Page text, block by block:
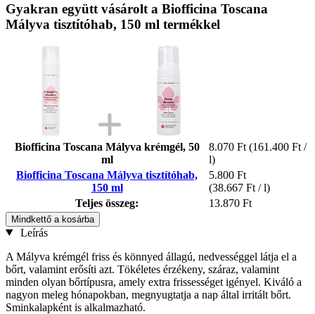
Gyakran együtt vásárolt a Biofficina Toscana
Mályva tisztítóhab, 150 ml termékkel
Biofficina Toscana Mályva krémgél, 50
ml
8.070 Ft (161.400 Ft /
l)
Biofficina Toscana Mályva tisztítóhab,
150 ml
5.800 Ft
(38.667 Ft / l)
Teljes összeg:
13.870 Ft
Mindkettő a kosárba
Leírás
A Mályva krémgél friss és könnyed állagú, nedvességgel látja el a
bőrt, valamint erősíti azt. Tökéletes érzékeny, száraz, valamint
minden olyan bőrtípusra, amely extra frissességet igényel. Kiváló a
nagyon meleg hónapokban, megnyugtatja a nap által irritált bőrt.
Sminkalapként is alkalmazható.